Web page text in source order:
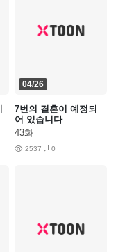
04/26
7번의 결혼이 예정되
어 있습니다
43화
2537 0